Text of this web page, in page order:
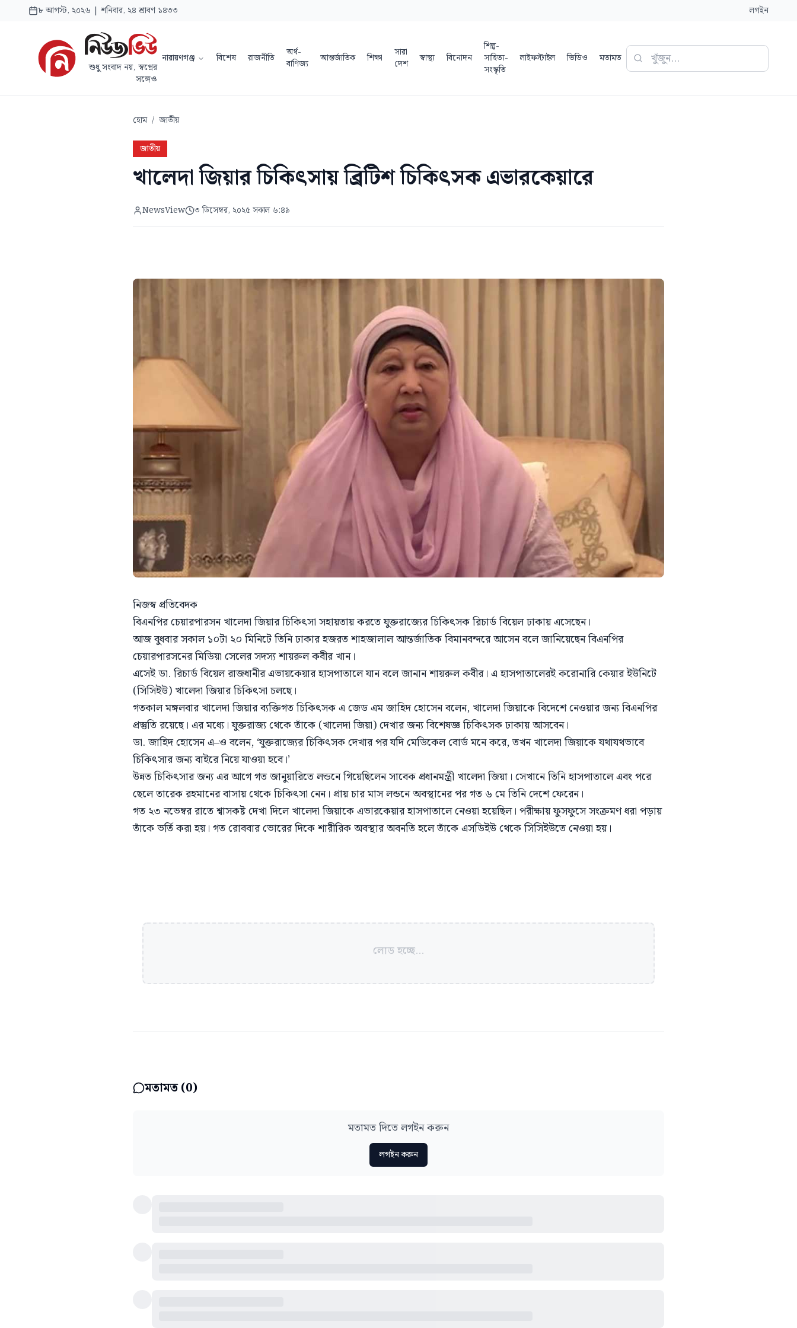
৮ আগস্ট, ২০২৬ | শনিবার, ২৪ শ্রাবণ ১৪৩৩ লগইন
শুধু সংবাদ নয়, স্বপ্নের
সঙ্গেও
নারায়ণগঞ্জ বিশেষ রাজনীতি
অর্থ-
বাণিজ্য
আন্তর্জাতিক শিক্ষা
সারা
দেশ
স্বাস্থ্য বিনোদন
শিল্প-
সাহিত্য-
সংস্কৃতি
লাইফস্টাইল ভিডিও মতামত
হোম / জাতীয়
জাতীয়
খালেদা জিয়ার চিকিৎসায় ব্রিটিশ চিকিৎসক এভারকেয়ারে
NewsView ৩ ডিসেম্বর, ২০২৫ সকাল ৬:৪৯
নিজস্ব প্রতিবেদক
বিএনপির চেয়ারপারসন খালেদা জিয়ার চিকিৎসা সহায়তায় করতে যুক্তরাজ্যের চিকিৎসক রিচার্ড বিয়েল ঢাকায় এসেছেন।
আজ বুধবার সকাল ১০টা ২০ মিনিটে তিনি ঢাকার হজরত শাহজালাল আন্তর্জাতিক বিমানবন্দরে আসেন বলে জানিয়েছেন বিএনপির
চেয়ারপারসনের মিডিয়া সেলের সদস্য শায়রুল কবীর খান।
এসেই ডা. রিচার্ড বিয়েল রাজধানীর এভায়কেয়ার হাসপাতালে যান বলে জানান শায়রুল কবীর। এ হাসপাতালেরই করোনারি কেয়ার ইউনিটে
(সিসিইউ) খালেদা জিয়ার চিকিৎসা চলছে।
গতকাল মঙ্গলবার খালেদা জিয়ার ব্যক্তিগত চিকিৎসক এ জেড এম জাহিদ হোসেন বলেন, খালেদা জিয়াকে বিদেশে নেওয়ার জন্য বিএনপির
প্রস্তুতি রয়েছে। এর মধ্যে। যুক্তরাজ্য থেকে তাঁকে (খালেদা জিয়া) দেখার জন্য বিশেষজ্ঞ চিকিৎসক ঢাকায় আসবেন।
ডা. জাহিদ হোসেন এ–ও বলেন, ‘যুক্তরাজ্যের চিকিৎসক দেখার পর যদি মেডিকেল বোর্ড মনে করে, তখন খালেদা জিয়াকে যথাযথভাবে
চিকিৎসার জন্য বাইরে নিয়ে যাওয়া হবে।’
উন্নত চিকিৎসার জন্য এর আগে গত জানুয়ারিতে লন্ডনে গিয়েছিলেন সাবেক প্রধানমন্ত্রী খালেদা জিয়া। সেখানে তিনি হাসপাতালে এবং পরে
ছেলে তারেক রহমানের বাসায় থেকে চিকিৎসা নেন। প্রায় চার মাস লন্ডনে অবস্থানের পর গত ৬ মে তিনি দেশে ফেরেন।
গত ২৩ নভেম্বর রাতে শ্বাসকষ্ট দেখা দিলে খালেদা জিয়াকে এভারকেয়ার হাসপাতালে নেওয়া হয়েছিল। পরীক্ষায় ফুসফুসে সংক্রমণ ধরা পড়ায়
তাঁকে ভর্তি করা হয়। গত রোববার ভোরের দিকে শারীরিক অবস্থার অবনতি হলে তাঁকে এসডিইউ থেকে সিসিইউতে নেওয়া হয়।
লোড হচ্ছে...
মতামত (0)
মতামত দিতে লগইন করুন
লগইন করুন